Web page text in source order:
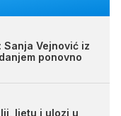
Vejnović iz
ponovno
ljetu i ulozi u